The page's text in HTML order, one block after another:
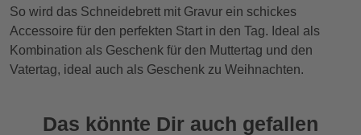
So wird das Schneidebrett mit Gravur ein schickes
Accessoire für den perfekten Start in den Tag. Ideal als
Kombination als Geschenk für den Muttertag und den
Vatertag, ideal auch als Geschenk zu Weihnachten.
Das könnte Dir auch gefallen